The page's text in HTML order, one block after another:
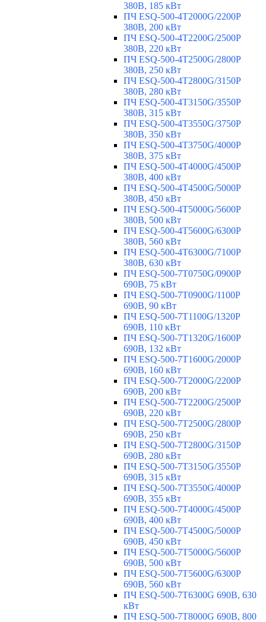
380В, 185 кВт
ПЧ ESQ-500-4T2000G/2200P
380В, 200 кВт
ПЧ ESQ-500-4T2200G/2500P
380В, 220 кВт
ПЧ ESQ-500-4T2500G/2800P
380В, 250 кВт
ПЧ ESQ-500-4T2800G/3150P
380В, 280 кВт
ПЧ ESQ-500-4T3150G/3550P
380В, 315 кВт
ПЧ ESQ-500-4T3550G/3750P
380В, 350 кВт
ПЧ ESQ-500-4T3750G/4000P
380В, 375 кВт
ПЧ ESQ-500-4T4000G/4500P
380В, 400 кВт
ПЧ ESQ-500-4T4500G/5000P
380В, 450 кВт
ПЧ ESQ-500-4T5000G/5600P
380В, 500 кВт
ПЧ ESQ-500-4T5600G/6300P
380В, 560 кВт
ПЧ ESQ-500-4T6300G/7100P
380В, 630 кВт
ПЧ ESQ-500-7T0750G/0900P
690В, 75 кВт
ПЧ ESQ-500-7T0900G/1100P
690В, 90 кВт
ПЧ ESQ-500-7T1100G/1320P
690В, 110 кВт
ПЧ ESQ-500-7T1320G/1600P
690В, 132 кВт
ПЧ ESQ-500-7T1600G/2000P
690В, 160 кВт
ПЧ ESQ-500-7T2000G/2200P
690В, 200 кВт
ПЧ ESQ-500-7T2200G/2500P
690В, 220 кВт
ПЧ ESQ-500-7T2500G/2800P
690В, 250 кВт
ПЧ ESQ-500-7T2800G/3150P
690В, 280 кВт
ПЧ ESQ-500-7T3150G/3550P
690В, 315 кВт
ПЧ ESQ-500-7T3550G/4000P
690В, 355 кВт
ПЧ ESQ-500-7T4000G/4500P
690В, 400 кВт
ПЧ ESQ-500-7T4500G/5000P
690В, 450 кВт
ПЧ ESQ-500-7T5000G/5600P
690В, 500 кВт
ПЧ ESQ-500-7T5600G/6300P
690В, 560 кВт
ПЧ ESQ-500-7T6300G 690В, 630
кВт
ПЧ ESQ-500-7T8000G 690В, 800